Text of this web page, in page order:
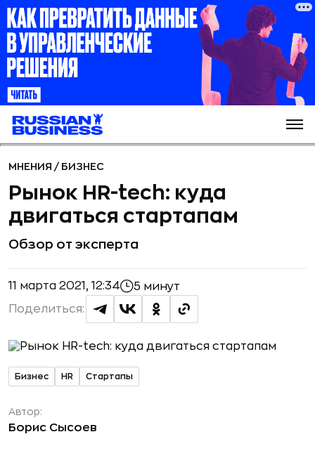
МНЕНИЯ / БИЗНЕС
Рынок HR-tech: куда
двигаться стартапам
Обзор от эксперта
11 марта 2021, 12:34 5 минут
Поделиться:
Бизнес HR Стартапы
Автор:
Борис Сысоев